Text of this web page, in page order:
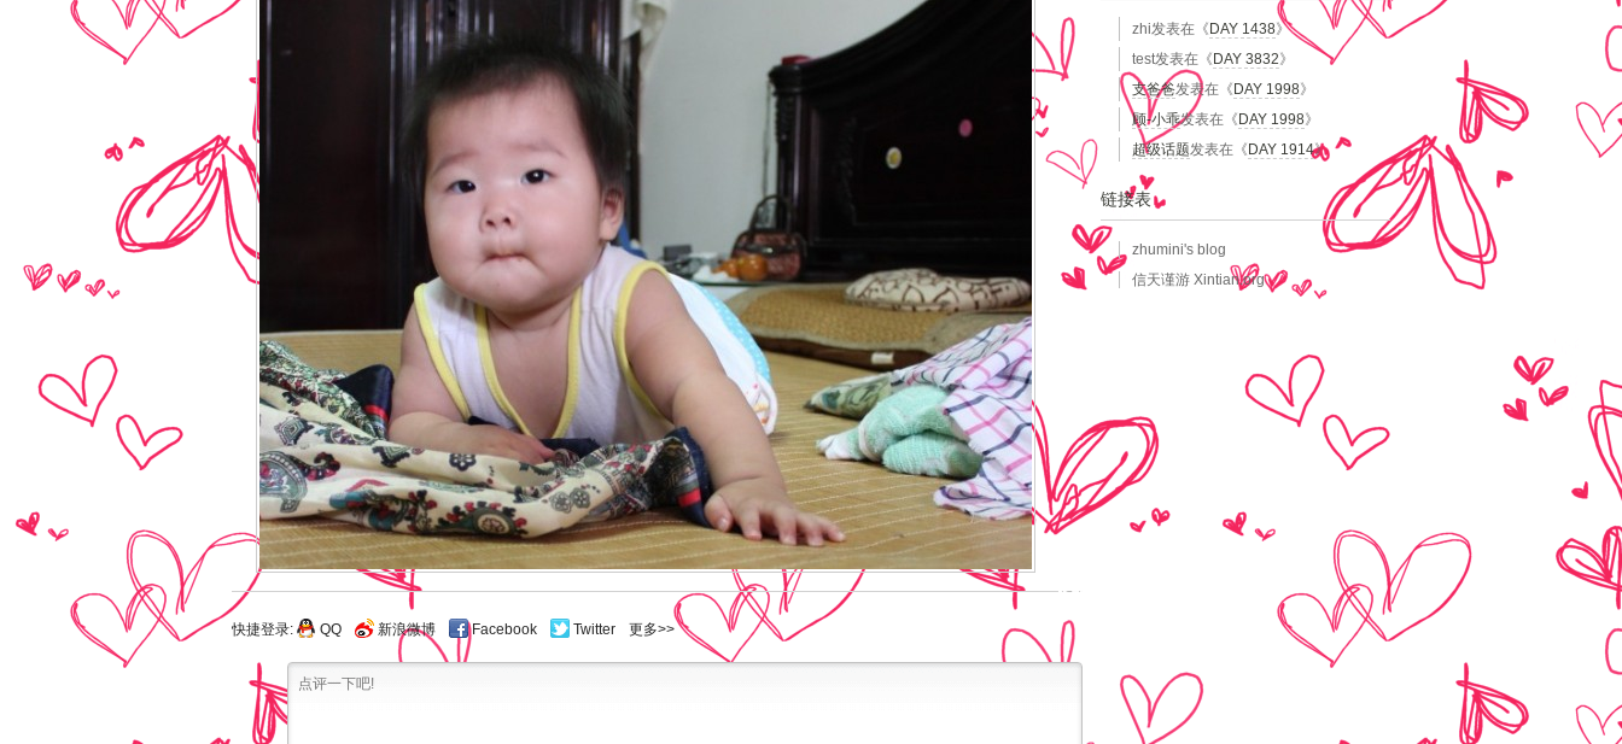
快捷登录: QQ 新浪微博 Facebook Twitter 更多>>
zhi发表在《 DAY 1438》
test发表在《 DAY 3832》
支爸爸发表在《 DAY 1998》
顾-小乖发表在《 DAY 1998》
超级话题发表在《 DAY 1914》
链接表
zhumini's blog
信天谨游 Xintian.org